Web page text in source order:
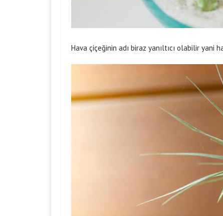
Hava çiçeğinin adı biraz yanıltıcı olabilir